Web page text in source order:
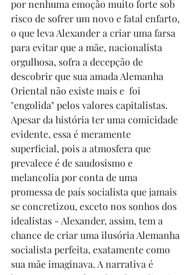
por nenhuma emoção muito forte sob
risco de sofrer um novo e fatal enfarto,
o que leva Alexander a criar uma farsa
para evitar que a mãe, nacionalista
orgulhosa, sofra a decepção de
descobrir que sua amada Alemanha
Oriental não existe mais e  foi
"engolida" pelos valores capitalistas.
Apesar da história ter uma comicidade
evidente, essa é meramente
superficial, pois a atmosfera que
prevalece é de saudosismo e
melancolia por conta de uma
promessa de país socialista que jamais
se concretizou, exceto nos sonhos dos
idealistas - Alexander, assim, tem a
chance de criar uma ilusória Alemanha
socialista perfeita, exatamente como
sua mãe imaginava. A narrativa é